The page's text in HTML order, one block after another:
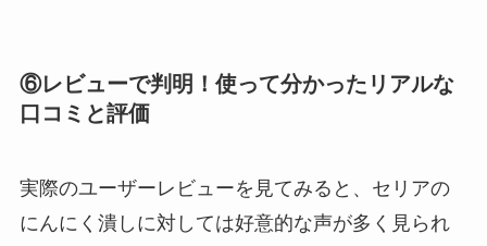
⑥レビューで判明！使って分かったリアルな
口コミと評価
実際のユーザーレビューを見てみると、セリアの
にんにく潰しに対しては好意的な声が多く見られ